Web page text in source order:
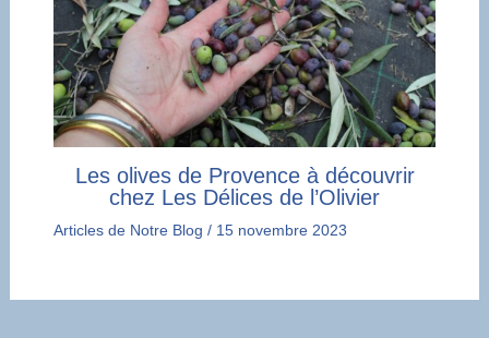
Les olives de Provence à découvrir
chez Les Délices de l’Olivier
Articles de Notre Blog / 15 novembre 2023